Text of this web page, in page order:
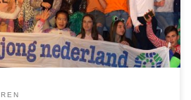
kinderen!